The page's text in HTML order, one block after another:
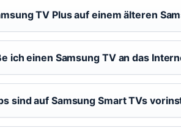
TV Plus auf einem älteren
ich einen Samsung TV an das
sind auf Samsung Smart TVs